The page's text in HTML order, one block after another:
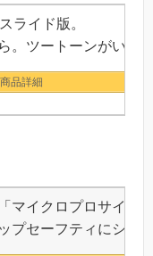
ライド版。
。ツートーンがいい
商品詳細
マイクロプロサイト
プセーフティにシル